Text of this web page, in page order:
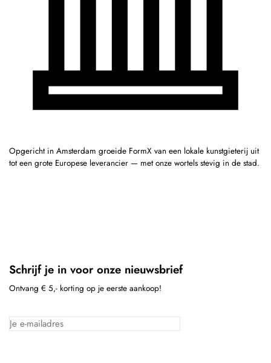
Opgericht in Amsterdam groeide FormX van een lokale kunstgieterij uit
tot een grote Europese leverancier — met onze wortels stevig in de stad.
Schrijf je in voor onze nieuwsbrief
Ontvang € 5,- korting op je eerste aankoop!